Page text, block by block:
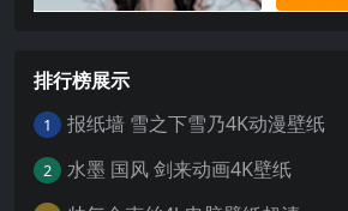
排行榜展示
1 报纸墙 雪之下雪乃4K动漫壁纸
2 水墨 国风 剑来动画4K壁纸